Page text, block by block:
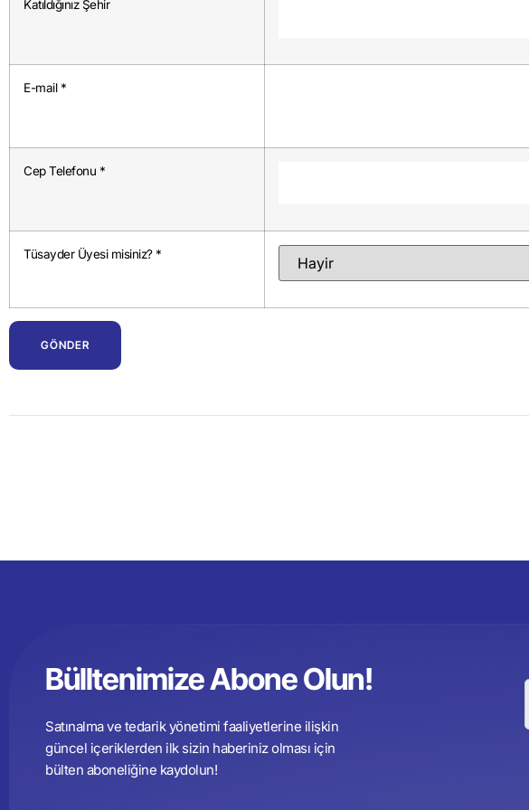
Katıldığınız Şehir
E-mail *
Cep Telefonu *
Tüsayder Üyesi misiniz? *
Bülltenimize Abone Olun!
Satınalma ve tedarik yönetimi faaliyetlerine ilişkin
güncel içeriklerden ilk sizin haberiniz olması için
bülten aboneliğine kaydolun!